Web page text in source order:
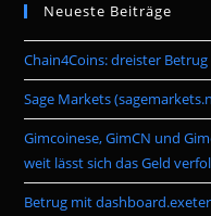
Neueste Beiträge
Chain4Coins: dreister
Sage Markets
Gimcoinese, GimCN und
weit lässt sich das Geld
Betrug mit